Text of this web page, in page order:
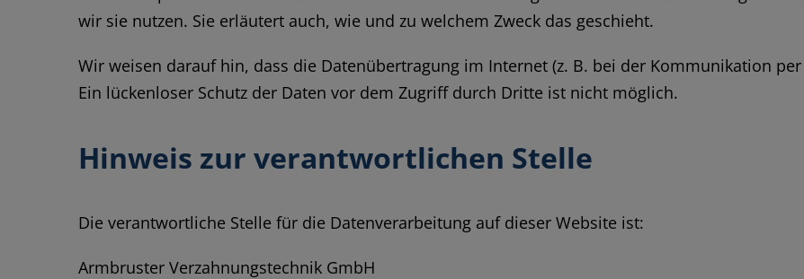
wir sie nutzen. Sie erläutert auch, wie und zu welchem Zweck das geschieht.
Wir weisen darauf hin, dass die Datenübertragung im Internet (z. B. bei der Kommunikation
Ein lückenloser Schutz der Daten vor dem Zugriff durch Dritte ist nicht möglich.
Hinweis zur verantwortlichen Stelle
Die verantwortliche Stelle für die Datenverarbeitung auf dieser Website ist:
Armbruster Verzahnungstechnik GmbH